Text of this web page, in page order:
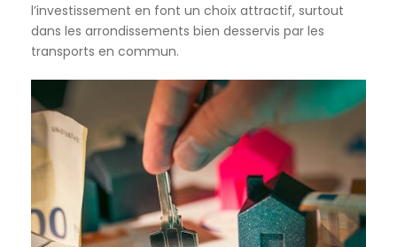
l’investissement en font un choix attractif, surtout
dans les arrondissements bien desservis par les
transports en commun.